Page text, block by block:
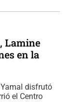
Lamine
en la
disfrutó
el Centro